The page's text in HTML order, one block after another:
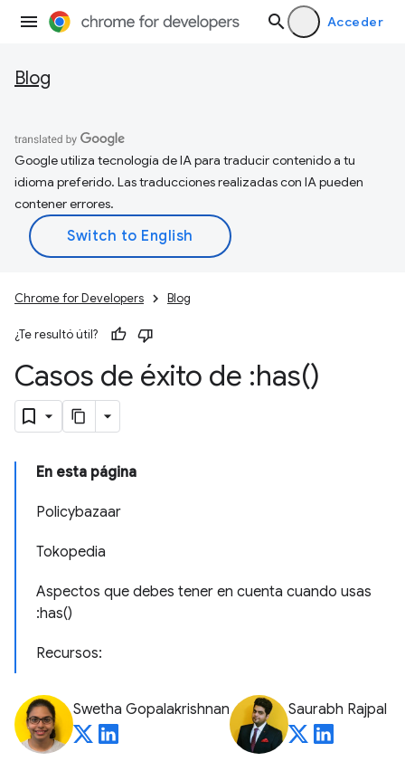
Acceder
Blog
Google utiliza tecnología de IA para traducir contenido a tu
idioma preferido. Las traducciones realizadas con IA pueden
contener errores.
Chrome for Developers Blog
¿Te resultó útil?
Casos de éxito de :has()
En esta página
Policybazaar
Tokopedia
Aspectos que debes tener en cuenta cuando usas
:has()
Recursos:
Swetha Gopalakrishnan Saurabh Rajpal